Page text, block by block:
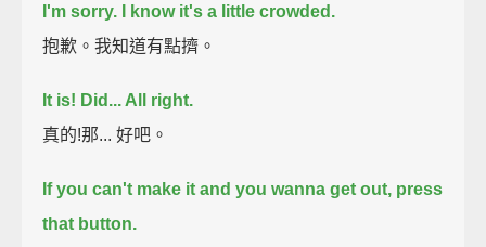
I'm sorry. I know it's a little crowded.
抱歉。我知道有點擠。
It is! Did... All right.
真的!那... 好吧。
If you can't make it and you wanna get out, press
that button.